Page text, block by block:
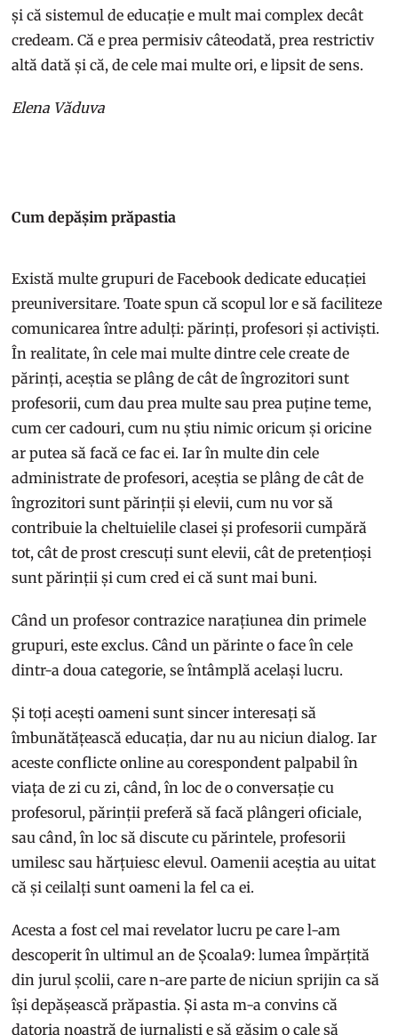
și că sistemul de educație e mult mai complex decât
credeam. Că e prea permisiv câteodată, prea restrictiv
altă dată și că, de cele mai multe ori, e lipsit de sens.
Elena Văduva
Cum depășim prăpastia
Există multe grupuri de Facebook dedicate educației
preuniversitare. Toate spun că scopul lor e să faciliteze
comunicarea între adulți: părinți, profesori și activiști.
În realitate, în cele mai multe dintre cele create de
părinți, aceștia se plâng de cât de îngrozitori sunt
profesorii, cum dau prea multe sau prea puține teme,
cum cer cadouri, cum nu știu nimic oricum și oricine
ar putea să facă ce fac ei. Iar în multe din cele
administrate de profesori, aceștia se plâng de cât de
îngrozitori sunt părinții și elevii, cum nu vor să
contribuie la cheltuielile clasei și profesorii cumpără
tot, cât de prost crescuți sunt elevii, cât de pretențioși
sunt părinții și cum cred ei că sunt mai buni.
Când un profesor contrazice narațiunea din primele
grupuri, este exclus. Când un părinte o face în cele
dintr-a doua categorie, se întâmplă același lucru.
Și toți acești oameni sunt sincer interesați să
îmbunătățească educația, dar nu au niciun dialog. Iar
aceste conflicte online au corespondent palpabil în
viața de zi cu zi, când, în loc de o conversație cu
profesorul, părinții preferă să facă plângeri oficiale,
sau când, în loc să discute cu părintele, profesorii
umilesc sau hărțuiesc elevul. Oamenii aceștia au uitat
că și ceilalți sunt oameni la fel ca ei.
Acesta a fost cel mai revelator lucru pe care l-am
descoperit în ultimul an de Școala9: lumea împărțită
din jurul școlii, care n-are parte de niciun sprijin ca să
își depășească prăpastia. Și asta m-a convins că
datoria noastră de jurnaliști e să găsim o cale să